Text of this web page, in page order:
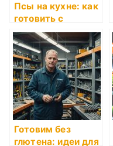
Псы на кухне: как
готовить с
домашними
питомцами
Готовим без
глютена: идеи для